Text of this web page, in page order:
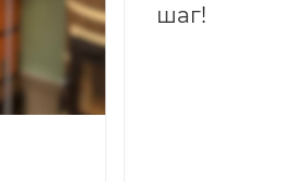
шаг!